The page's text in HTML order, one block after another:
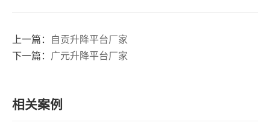
上一篇： 自贡升降平台厂家
下一篇： 广元升降平台厂家
相关案例